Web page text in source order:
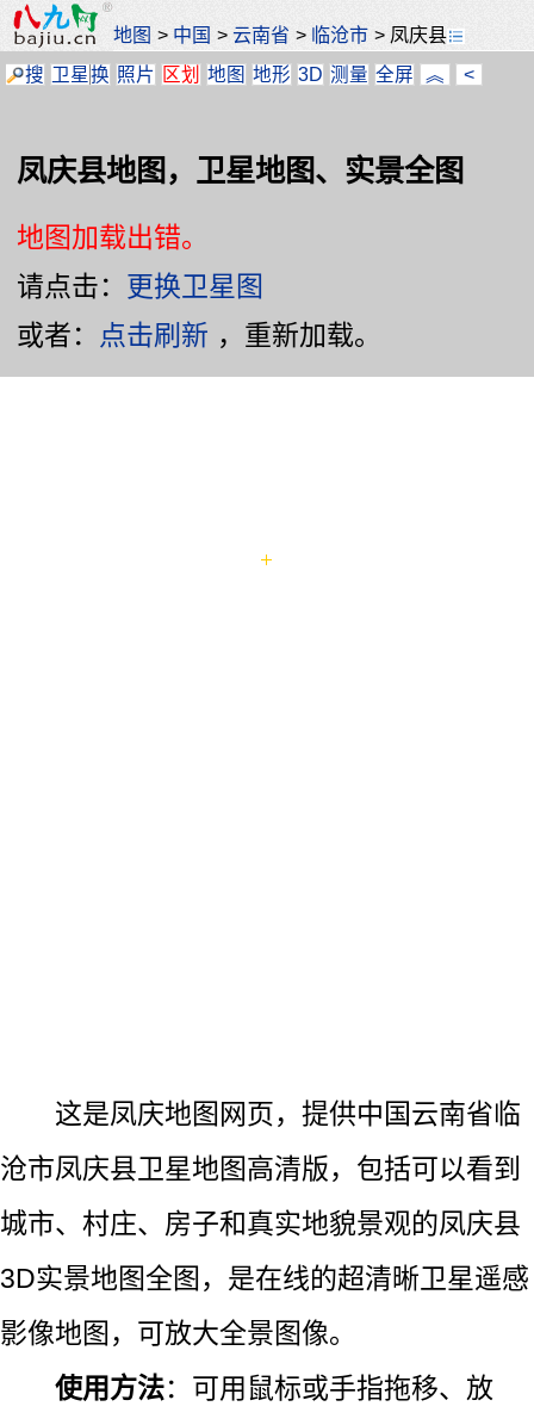
地图 > 中国 >云南省 > 临沧市 > 凤庆县
搜 卫星换 照片 区划 地图 地形 3D 测量 全屏 ︽ <
凤庆县地图，卫星地图、实景全图
地图加载出错。
请点击： 更换卫星图
或者：
点击刷新 ，重新加载。
这是凤庆地图网页，提供中国云南省临
沧市凤庆县卫星地图高清版，包括可以看到
城市、村庄、房子和真实地貌景观的凤庆县
3D实景地图全图，是在线的超清晰卫星遥感
影像地图，可放大全景图像。
使用方法：可用鼠标或手指拖移、放